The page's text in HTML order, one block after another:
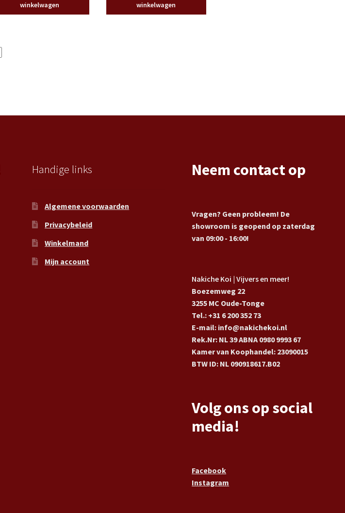
winkelwagen
winkelwagen
Handige links
Algemene voorwaarden
Privacybeleid
Winkelmand
Mijn account
Neem contact op
Vragen? Geen probleem! De
showroom is geopend op zaterdag
van 09:00 - 16:00!
Nakiche Koi | Vijvers en meer!
Boezemweg 22
3255 MC Oude-Tonge
Tel.: +31 6 200 352 73
E-mail: info@nakichekoi.nl
Rek.Nr: NL 39 ABNA 0980 9993 67
Kamer van Koophandel: 23090015
BTW ID: NL 090918617.B02
Volg ons op social
media!
Facebook
Instagram